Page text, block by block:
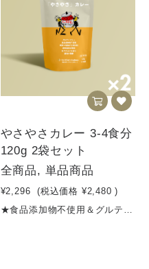
やさやさカレー 3-4食分
120g 2袋セット
全商品, 単品商品
¥2,296 (税込価格 ¥2,480 )
★食品添加物不使用＆グルテンフリー★消費税8％★合計4,500円以上のご購入で送料無料 ★お得な定期便はこちら【商品名】やさやさカレー（3～4食分）【内容量】120g【名称 】 カレーフレーク【原材料名】野菜（たまねぎ、にんじん、しょうが）、炒め玉葱（国内製造）、カレー粉、トマトペースト、砂糖、黒糖、チーズ、食塩、バター、ビーフエキス、りんご、牛脂、チャツネ、すりにんにく、マンゴー、はちみつ、ミルポアパウダー、ぶどう酢、香味油、ドライトマトエキス、（一部乳成分・牛肉・大豆・バナナ・りんごを含む）【賞味期限期間】製造から10か月【保存方法】高温多湿を避けて保存してください【発送方法】クリックポスト、宅急便等栄養成分表示（100gあたり）エネルギー 397kcalタンパク質 7.4g脂質 17.4g炭水化物 57.4g（糖質48.0g、食物繊維9.4g）食塩相当量 8.3g※数量限定販売ですので、無くなり次第受付終了とさせていただきます※30〜40gがおよそ一食分です